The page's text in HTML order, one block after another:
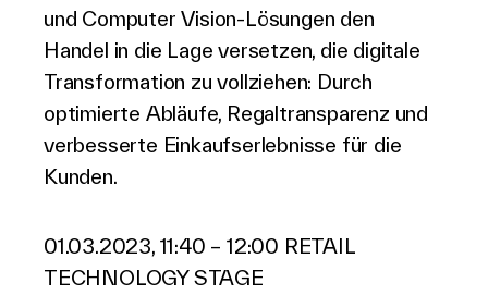
und Computer Vision-Lösungen den
Handel in die Lage versetzen, die digitale
Transformation zu vollziehen: Durch
optimierte Abläufe, Regaltransparenz und
verbesserte Einkaufserlebnisse für die
Kunden.
01.03.2023, 11:40 – 12:00 RETAIL
TECHNOLOGY STAGE